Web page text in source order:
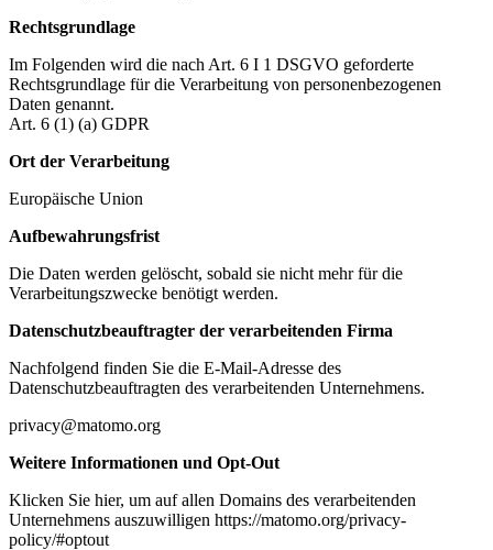
Rechtsgrundlage
Im Folgenden wird die nach Art. 6 I 1 DSGVO geforderte
Rechtsgrundlage für die Verarbeitung von personenbezogenen
Daten genannt.
Art. 6 (1) (a) GDPR
Ort der Verarbeitung
Europäische Union
Aufbewahrungsfrist
Die Daten werden gelöscht, sobald sie nicht mehr für die
Verarbeitungszwecke benötigt werden.
Datenschutzbeauftragter der verarbeitenden Firma
Nachfolgend finden Sie die E-Mail-Adresse des
Datenschutzbeauftragten des verarbeitenden Unternehmens.
privacy@matomo.org
Weitere Informationen und Opt-Out
Klicken Sie hier, um auf allen Domains des verarbeitenden
Unternehmens auszuwilligen https://matomo.org/privacy-
policy/#optout